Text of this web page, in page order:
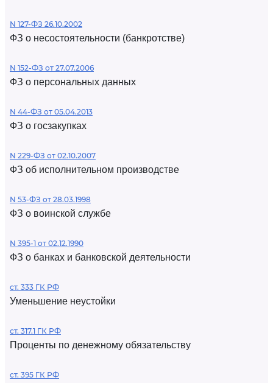
N 127-ФЗ 26.10.2002
ФЗ о несостоятельности (банкротстве)
N 152-ФЗ от 27.07.2006
ФЗ о персональных данных
N 44-ФЗ от 05.04.2013
ФЗ о госзакупках
N 229-ФЗ от 02.10.2007
ФЗ об исполнительном производстве
N 53-ФЗ от 28.03.1998
ФЗ о воинской службе
N 395-1 от 02.12.1990
ФЗ о банках и банковской деятельности
ст. 333 ГК РФ
Уменьшение неустойки
ст. 317.1 ГК РФ
Проценты по денежному обязательству
ст. 395 ГК РФ